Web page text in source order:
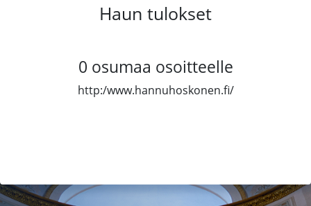
Haun tulokset
0 osumaa osoitteelle
http:/www.hannuhoskonen.fi/